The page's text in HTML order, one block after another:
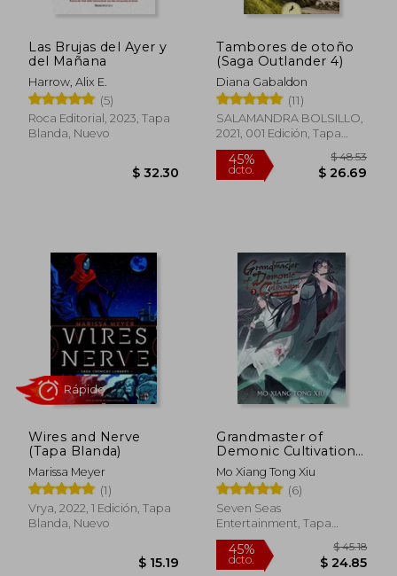
45% 45%
45%
dcto.
45%
Las Brujas del Ayer y
del Mañana
Harrow, Alix E.
(5)
Roca Editorial, 2023, Tapa
Blanda, Nuevo
Tambores de otoño
(Saga Outlander 4)
Diana Gabaldon
(11)
SALAMANDRA BOLSILLO,
2021, 001 Edición, Tapa
Blanda, Nuevo
Wires and Nerve
(Tapa Blanda)
Marissa Meyer
(1)
Vrya, 2022, 1 Edición, Tapa
Blanda, Nuevo
Grandmaster of
Demonic Cultivation:
Mo dao zu shi (Novel)
Vol. 3 (en Inglés)
Mo Xiang Tong Xiu
(6)
Seven Seas
Entertainment, Tapa
Blanda, Nuevo